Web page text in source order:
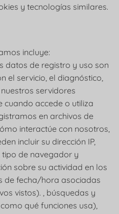
y tecnologías similares.
incluye:
datos de registro y uso son
el servicio, el diagnóstico,
servidores
accede o utiliza
en archivos de
interactúe con nosotros,
incluir su dirección IP,
de navegador y
sobre su actividad en los
de fecha/hora asociadas
vistos). , búsquedas y
qué funciones usa),